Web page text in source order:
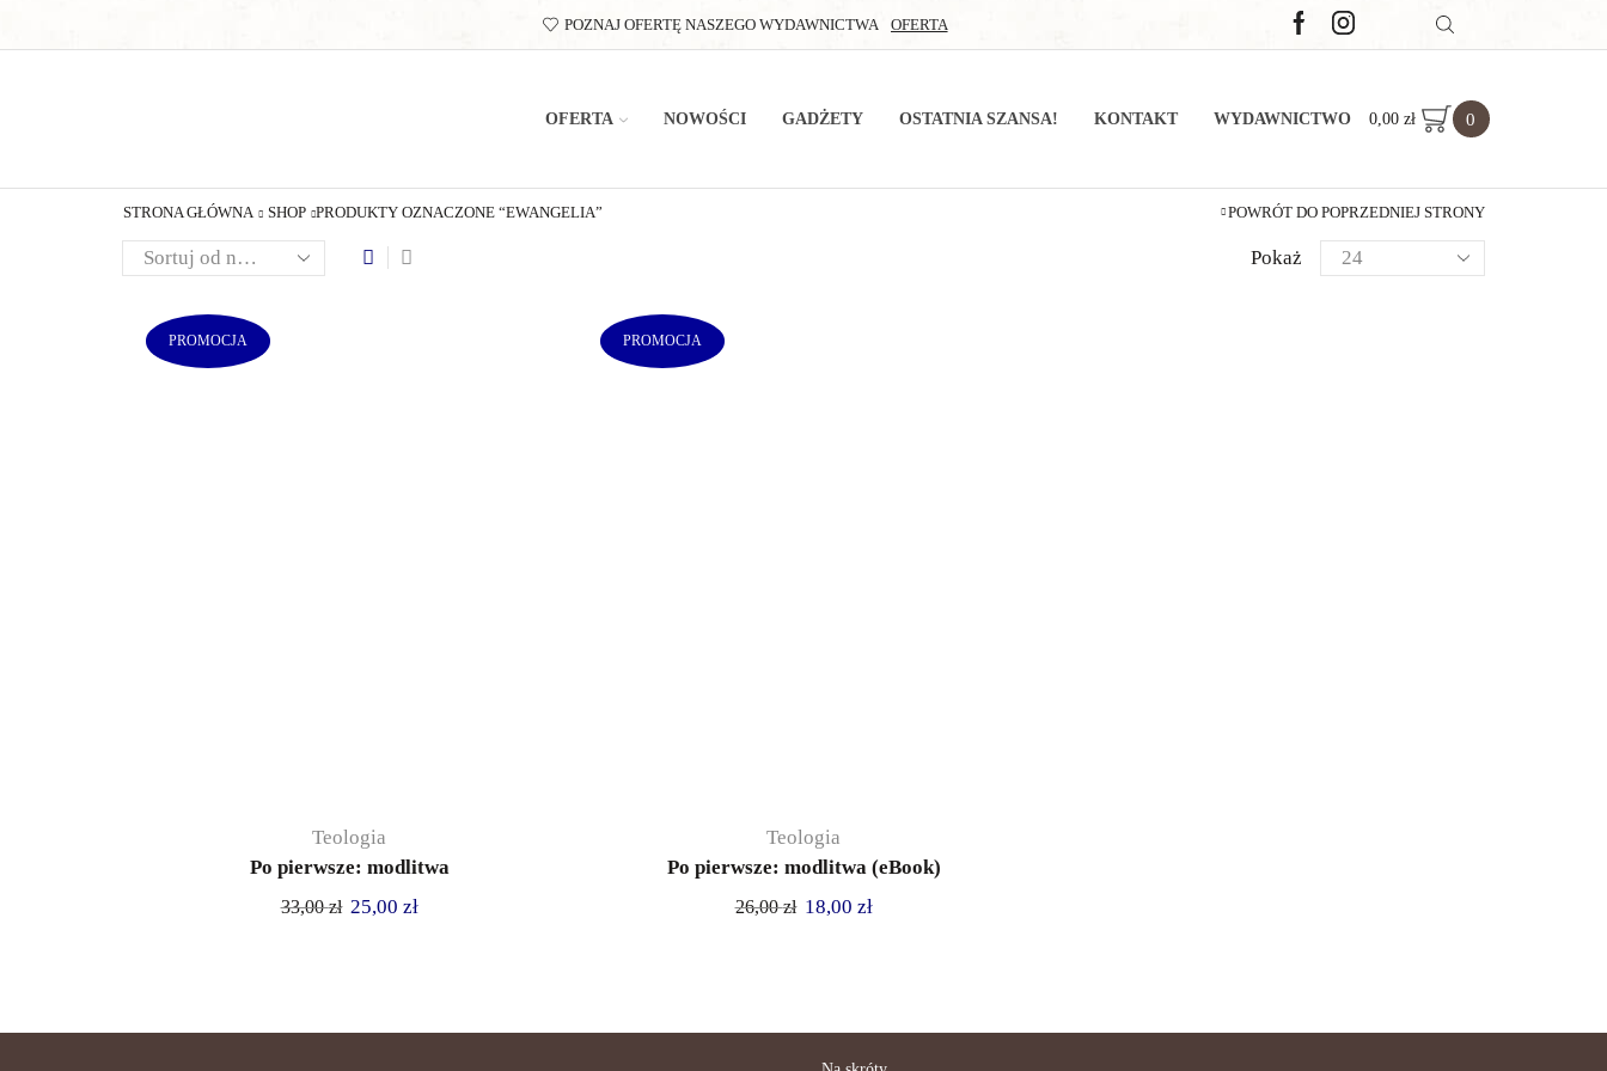
POZNAJ OFERTĘ NASZEGO WYDAWNICTWA OFERTA
OFERTA NOWOŚCI GADŻETY OSTATNIA SZANSA! KONTAKT WYDAWNICTWO 0,00zł 0
STRONA GŁÓWNA SHOP PRODUKTY OZNACZONE “EWANGELIA” POWRÓT DO POPRZEDNIEJ STRONY
Pokaż
PROMOCJA
Teologia
Po pierwsze: modlitwa
33,00zł 25,00 zł
PROMOCJA
Teologia
Po pierwsze: modlitwa (eBook)
26,00zł 18,00 zł